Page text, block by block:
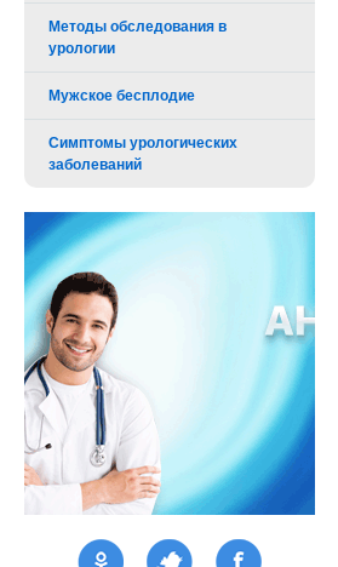
Методы обследования в
урологии
Мужское бесплодие
Симптомы урологических
заболеваний